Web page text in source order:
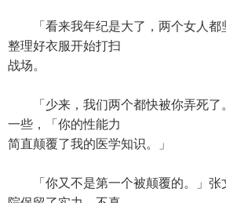
「看来我年纪是大了，两个女人都
整理好衣服开始打扫
战场。
「少来，我们两个都快被你弄死了
一些，「你的性能力
简直颠覆了我的医学知识。」
「你又不是第一个被颠覆的。」张